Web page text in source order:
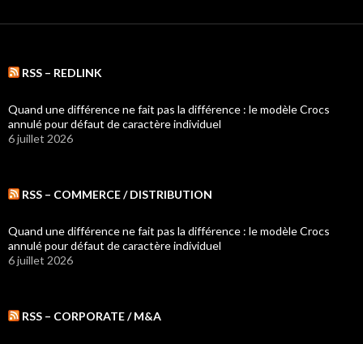
RSS – REDLINK
Quand une différence ne fait pas la différence : le modèle Crocs
annulé pour défaut de caractère individuel
6 juillet 2026
RSS – COMMERCE / DISTRIBUTION
Quand une différence ne fait pas la différence : le modèle Crocs
annulé pour défaut de caractère individuel
6 juillet 2026
RSS – CORPORATE / M&A